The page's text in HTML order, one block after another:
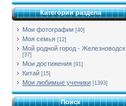
Категории раздела
Мои фотографии [40]
Моя семья [12]
Мой родной город - Железноводск
[37]
Мои достижения [91]
Китай [15]
Мои любимые ученики [1393]
Поиск